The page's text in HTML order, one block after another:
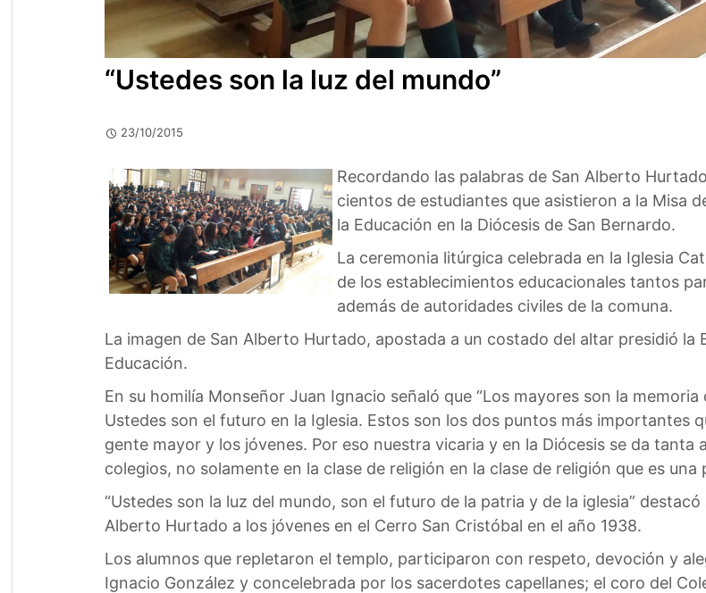
“Ustedes son la luz del mundo”
23/10/2015
Recordando las palabras de San Alberto
cientos de estudiantes que asistieron a la Misa
la Educación en la Diócesis de San Bernardo.
La ceremonia litúrgica celebrada en la Iglesia
de los establecimientos educacionales tantos
además de autoridades civiles de la comuna.
La imagen de San Alberto Hurtado, apostada a un costado del altar presidió la
Educación.
En su homilía Monseñor Juan Ignacio señaló que “Los mayores son la
Ustedes son el futuro en la Iglesia. Estos son los dos puntos más importantes
gente mayor y los jóvenes. Por eso nuestra vicaria y en la Diócesis se da
colegios, no solamente en la clase de religión en la clase de religión que es
“Ustedes son la luz del mundo, son el futuro de la patria y de la iglesia”
Alberto Hurtado a los jóvenes en el Cerro San Cristóbal en el año 1938.
Los alumnos que repletaron el templo, participaron con respeto, devoción y
Ignacio González y concelebrada por los sacerdotes capellanes; el coro del